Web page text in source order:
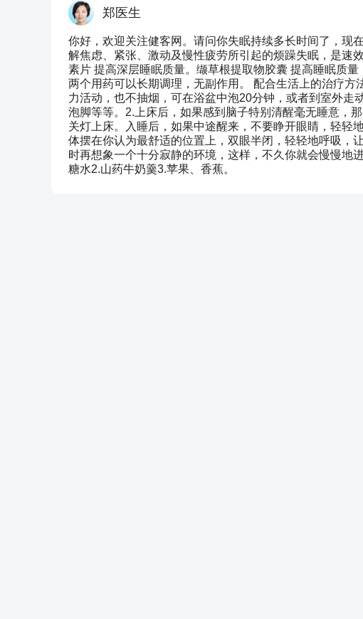
郑医生
你好，欢迎关注健客网。请问你失眠持续多长时间了，现
解焦虑、紧张、激动及慢性疲劳所引起的烦躁失眠，是速
素片 提高深层睡眠质量。缬草根提取物胶囊 提高睡眠质
两个用药可以长期调理，无副作用。 配合生活上的治疗
力活动，也不抽烟，可在浴盆中泡20分钟，或者到室外走
泡脚等等。2.上床后，如果感到脑子特别清醒毫无睡意，
关灯上床。入睡后，如果中途醒来，不要睁开眼睛，轻轻
体摆在你认为最舒适的位置上，双眼半闭，轻轻地呼吸，
时再想象一个十分寂静的环境，这样，不久你就会慢慢地
糖水2.山药牛奶羹3.苹果、香蕉。